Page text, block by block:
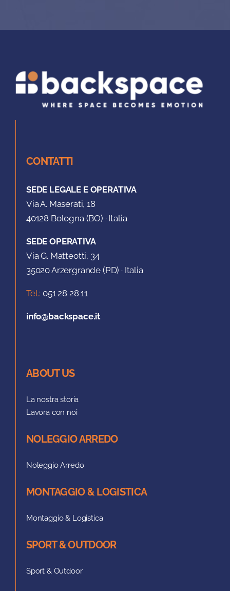
CONTATTI
SEDE LEGALE E OPERATIVA
Via A. Maserati, 18
40128 Bologna (BO) · Italia
SEDE OPERATIVA
Via G. Matteotti, 34
35020 Arzergrande (PD) · Italia
Tel.: 051 28 28 11
info@backspace.it
ABOUT US
La nostra storia
Lavora con noi
NOLEGGIO ARREDO
Noleggio Arredo
MONTAGGIO & LOGISTICA
Montaggio & Logistica
SPORT & OUTDOOR
Sport & Outdoor